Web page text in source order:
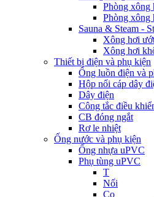
Phòng xông
Phòng xông
Sauna & Steam -
Xông hơi
Xông hơi
Thiết bị điện và phụ kiện
Ống luồn điện và
Hộp nối cáp dây
Dây điện
Công tắc điều
CB đóng ngắt
Rơ le nhiệt
Ống nước và phụ kiện
Ống nhựa uPVC
Phụ tùng uPVC
T
Nối
Co